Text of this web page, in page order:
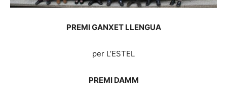
PREMI GANXET LLENGUA
per L’ESTEL
PREMI DAMM